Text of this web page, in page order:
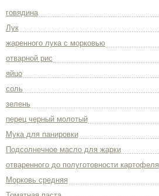
говядина
Лук
жаренного лука с морковью
отварной рис
яйцо
соль
зелень
перец черный молотый
Мука для панировки
Подсолнечное масло для жарки
отваренного до полуготовности картофеля
Морковь средняя